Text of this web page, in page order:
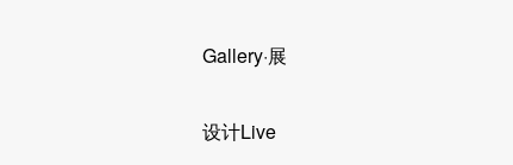
Gallery·展
设计Live